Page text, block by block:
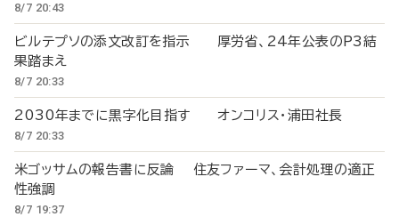
8/7 20:43
ビルテプソの添文改訂を指示 厚労省、24年公表のP3結
果踏まえ
8/7 20:33
2030年までに黒字化目指す オンコリス・浦田社長
8/7 20:33
米ゴッサムの報告書に反論 住友ファーマ、会計処理の適正
性強調
8/7 19:37